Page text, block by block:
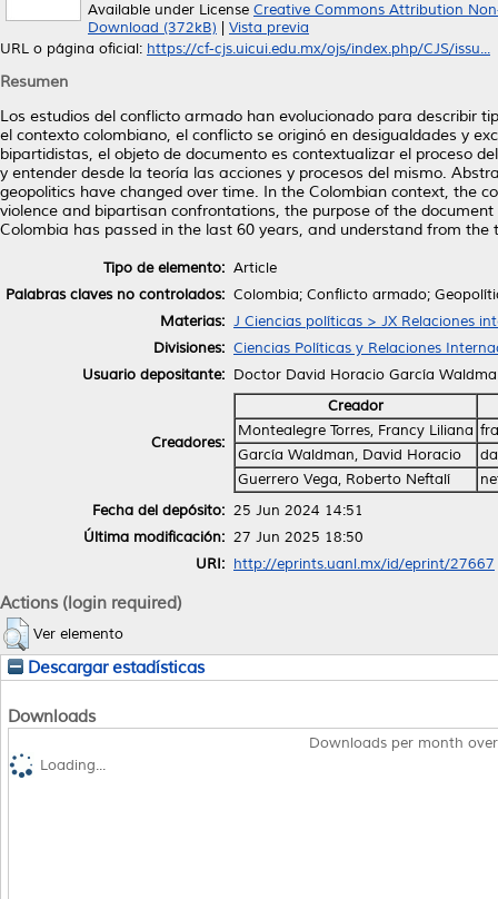
Available under License Creative Commons Attribution
Download (372kB)
Vista previa
URL o página oficial: https://cf-cjs.uicui.edu.mx/ojs/index.php/CJS/issu...
Resumen
Los estudios del conflicto armado han evolucionado para describir
el contexto colombiano, el conflicto se originó en desigualdades y
bipartidistas, el objeto de documento es contextualizar el proceso
y entender desde la teoría las acciones y procesos del mismo.
geopolitics have changed over time. In the Colombian context, the
violence and bipartisan confrontations, the purpose of the
Colombia has passed in the last 60 years, and understand from
Tipo de elemento: Article
Palabras claves no controlados: Colombia; Conflicto armado;
Materias: J Ciencias políticas > JX Relaciones
Divisiones: Ciencias Políticas y Relaciones
Usuario depositante: Doctor David Horacio García
Creadores:
Creador
Montealegre Torres, Francy Liliana
García Waldman, David Horacio
Guerrero Vega, Roberto Neftalí
Fecha del depósito: 25 Jun 2024 14:51
Última modificación: 27 Jun 2025 18:50
URI: http://eprints.uanl.mx/id/eprint/27667
Actions (login required)
Ver elemento
Descargar estadísticas
Downloads
Downloads per month
Loading...